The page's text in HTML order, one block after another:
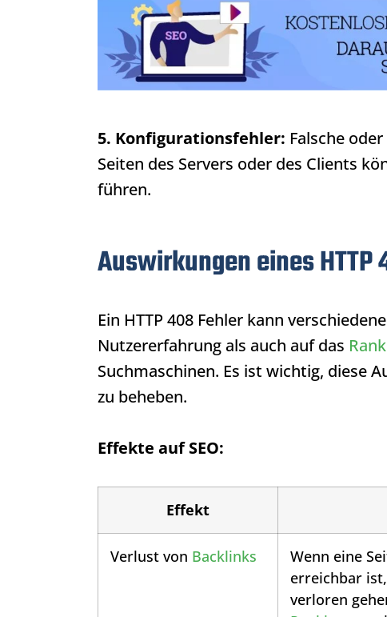
5. Konfigurationsfehler: Falsche
Seiten des Servers oder des Clients
führen.
Auswirkungen eines HTTP
Ein HTTP 408 Fehler kann
Nutzererfahrung als auch auf das
Suchmaschinen. Es ist wichtig, diese
zu beheben.
Effekte auf SEO:
Effekt
Verlust von Backlinks Wenn eine
erreichbar
verloren